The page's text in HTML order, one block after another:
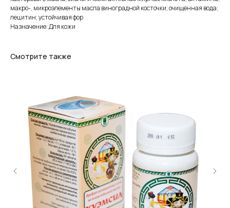
макро-, микроэлементы масла виноградной косточки; очищенная вода;
лецитин; устойчивая фор
Назначение: Для кожи
Смотрите также